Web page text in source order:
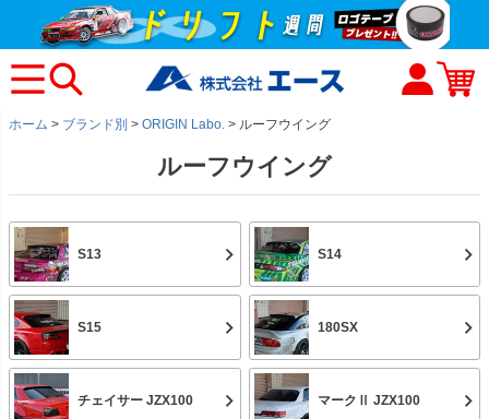
ホーム ブランド別 ORIGIN Labo. ルーフウイング
ルーフウイング
S13 S14
S15 180SX
チェイサー JZX100 マークⅡ JZX100